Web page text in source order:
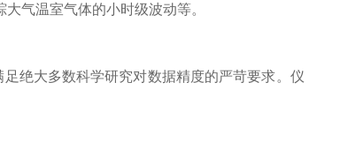
气温室气体的小时级波动等。
绝大多数科学研究对数据精度的严苛要求。仪